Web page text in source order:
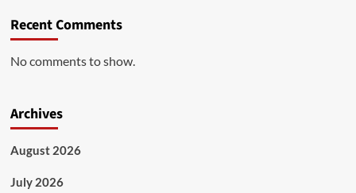
Recent Comments
No comments to show.
Archives
August 2026
July 2026